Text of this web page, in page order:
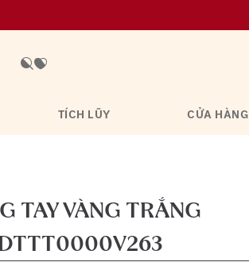
TÍCH LŨY CỬA HÀNG
TAY VÀNG TRẮNG